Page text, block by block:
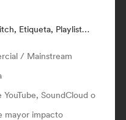
Canal De YouTube/Twitch, Etiqueta, Playlist Curator, Emisoras De Radio
/ Mainstream
SoundCloud o
mayor impacto